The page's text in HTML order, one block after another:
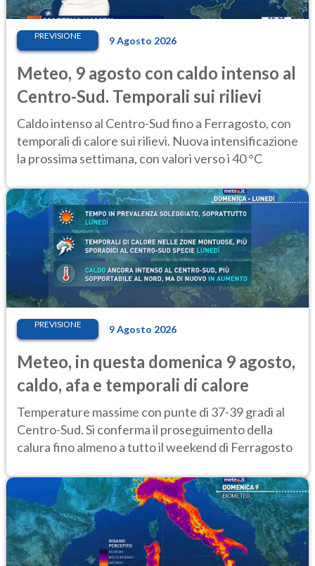
PREVISIONE 9 Agosto 2026
Meteo, 9 agosto con caldo intenso al
Centro-Sud. Temporali sui rilievi
Caldo intenso al Centro-Sud fino a Ferragosto, con
temporali di calore sui rilievi. Nuova intensificazione
la prossima settimana, con valori verso i 40 °C
PREVISIONE 9 Agosto 2026
Meteo, in questa domenica 9 agosto,
caldo, afa e temporali di calore
Temperature massime con punte di 37-39 gradi al
Centro-Sud. Si conferma il proseguimento della
calura fino almeno a tutto il weekend di Ferragosto